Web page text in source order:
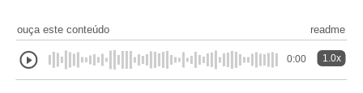
ouça este conteúdo readme
0:00 1.0x